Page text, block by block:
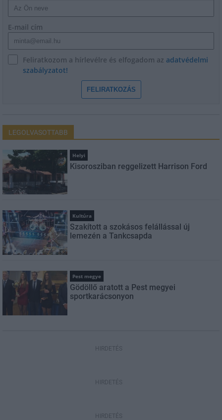
E-mail cím
Feliratkozom a hírlevélre és elfogadom az adatvédelmi
szabályzatot!
FELIRATKOZÁS
LEGOLVASOTTABB
Helyi
Kisorosziban reggelizett Harrison Ford
Kultúra
Szakított a szokásos felállással új
lemezén a Tankcsapda
Pest megye
Gödöllő aratott a Pest megyei
sportkarácsonyon
HIRDETÉS
HIRDETÉS
HIRDETÉS